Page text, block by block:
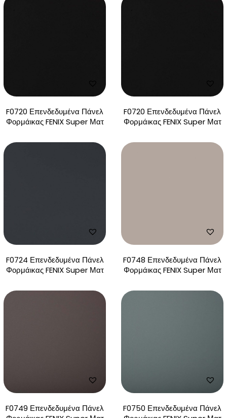
F0720 Επενδεδυμένα Πάνελ
Φορμάικας FENIX Super Ματ
F0720 Επενδεδυμένα Πάνελ
Φορμάικας FENIX Super Ματ
F0724 Επενδεδυμένα Πάνελ
Φορμάικας FENIX Super Ματ
F0748 Επενδεδυμένα Πάνελ
Φορμάικας FENIX Super Ματ
F0749 Επενδεδυμένα Πάνελ
F0750 Επενδεδυμένα Πάνελ